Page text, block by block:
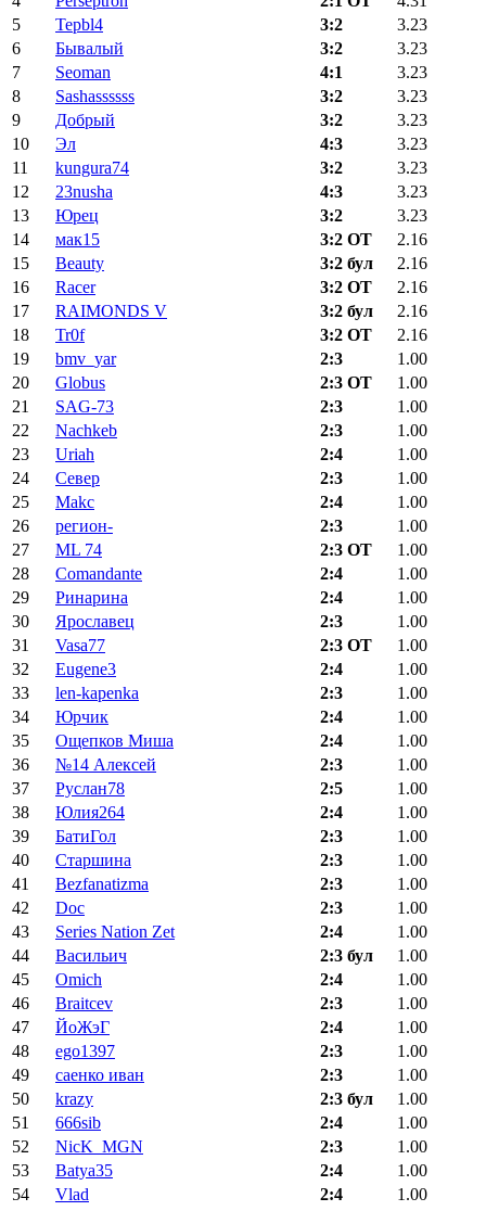
5
Tepbl4 3:2
3.23
6
Бывалый 3:2
3.23
7
Seoman 4:1
3.23
8
Sashassssss 3:2
3.23
9
Добрый 3:2
3.23
10
Эл 4:3
3.23
11
kungura74 3:2
3.23
12
23nusha 4:3
3.23
13
Юрец 3:2
3.23
14
мак15 3:2 ОТ
2.16
15
Beauty 3:2 бул
2.16
16
Racer 3:2 ОТ
2.16
17
RAIMONDS V 3:2 бул
2.16
18
Tr0f 3:2 ОТ
2.16
19
bmv_yar 2:3
1.00
20
Globus 2:3 ОТ
1.00
21
SAG-73 2:3
1.00
22
Nachkeb 2:3
1.00
23
Uriah 2:4
1.00
24
Север 2:3
1.00
25
Makc 2:4
1.00
26
регион- 2:3
1.00
27
ML 74 2:3 ОТ
1.00
28
Comandante 2:4
1.00
29
Ринарина 2:4
1.00
30
Ярославец 2:3
1.00
31
Vasa77 2:3 ОТ
1.00
32
Eugene3 2:4
1.00
33
len-kapenka 2:3
1.00
34
Юрчик 2:4
1.00
35
Ощепков Миша 2:4
1.00
36
№14 Алексей 2:3
1.00
37
Руслан78 2:5
1.00
38
Юлия264 2:4
1.00
39
БатиГол 2:3
1.00
40
Старшина 2:3
1.00
41
Bezfanatizma 2:3
1.00
42
Doc 2:3
1.00
43
Series Nation Zet 2:4
1.00
44
Васильич 2:3 бул
1.00
45
Omich 2:4
1.00
46
Braitcev 2:3
1.00
47
ЙоЖэГ 2:4
1.00
48
ego1397 2:3
1.00
49
саенко иван 2:3
1.00
50
krazy 2:3 бул
1.00
51
666sib 2:4
1.00
52
NicK_MGN 2:3
1.00
53
Batya35 2:4
1.00
54
Vlad 2:4
1.00